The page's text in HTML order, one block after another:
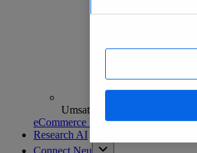
Umsatzanalysen und -
eCommerce Insights entdecken
Research AI
Connect Neu